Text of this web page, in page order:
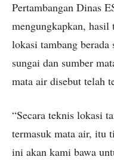
Pertambangan Dinas
mengungkapkan,
lokasi tambang berada
sungai dan sumber
mata air disebut telah
“Secara teknis lokasi
termasuk mata air, itu
ini akan kami bawa